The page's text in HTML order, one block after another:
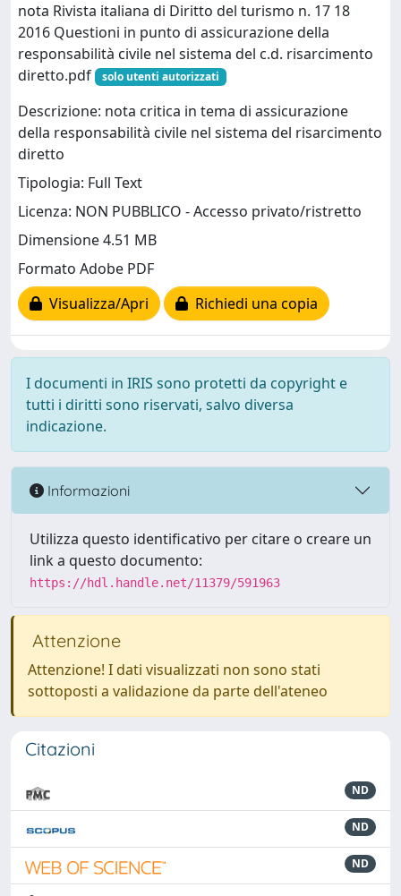
nota Rivista italiana di Diritto del turismo n. 17 18
2016 Questioni in punto di assicurazione della
responsabilità civile nel sistema del c.d. risarcimento
diretto.pdf
solo utenti autorizzati
Descrizione: nota critica in tema di assicurazione
della responsabilità civile nel sistema del risarcimento
diretto
Tipologia: Full Text
Licenza: NON PUBBLICO - Accesso privato/ristretto
Dimensione 4.51 MB
Formato Adobe PDF
Visualizza/Apri
Richiedi una copia
I documenti in IRIS sono protetti da copyright e
tutti i diritti sono riservati, salvo diversa
indicazione.
Informazioni
Utilizza questo identificativo per citare o creare un
link a questo documento:
https://hdl.handle.net/11379/591963
Attenzione
Attenzione! I dati visualizzati non sono stati
sottoposti a validazione da parte dell'ateneo
Citazioni
ND
ND
ND